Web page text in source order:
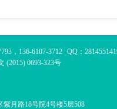
，136-6107-3712 QQ：
(2015) 0693-323号
月路18号院4号楼5层508